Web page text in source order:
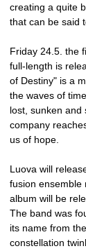
creating a quite
that can be said
Friday 24.5. the
full-length is
of Destiny" is a
the waves of
lost, sunken and
company
us of hope.
Luova will
fusion ensemble
album will be
The band was
its name from
constellation